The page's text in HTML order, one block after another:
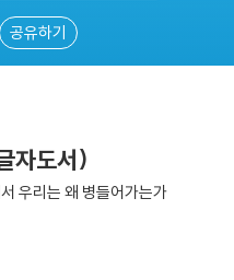
공유하기
자도서)
우리는 왜 병들어가는가